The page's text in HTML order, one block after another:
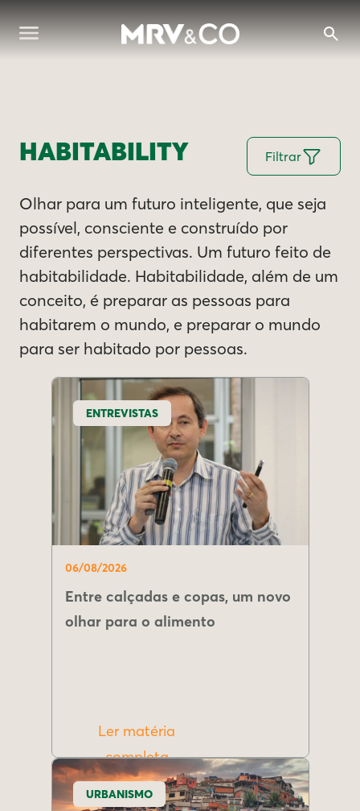
HABITABILITY Filtrar
Olhar para um futuro inteligente, que seja
possível, consciente e construído por
diferentes perspectivas. Um futuro feito de
habitabilidade. Habitabilidade, além de um
conceito, é preparar as pessoas para
habitarem o mundo, e preparar o mundo
para ser habitado por pessoas.
ENTREVISTAS
06/08/2026
Entre calçadas e copas, um novo
olhar para o alimento
Ler matéria
completa
URBANISMO